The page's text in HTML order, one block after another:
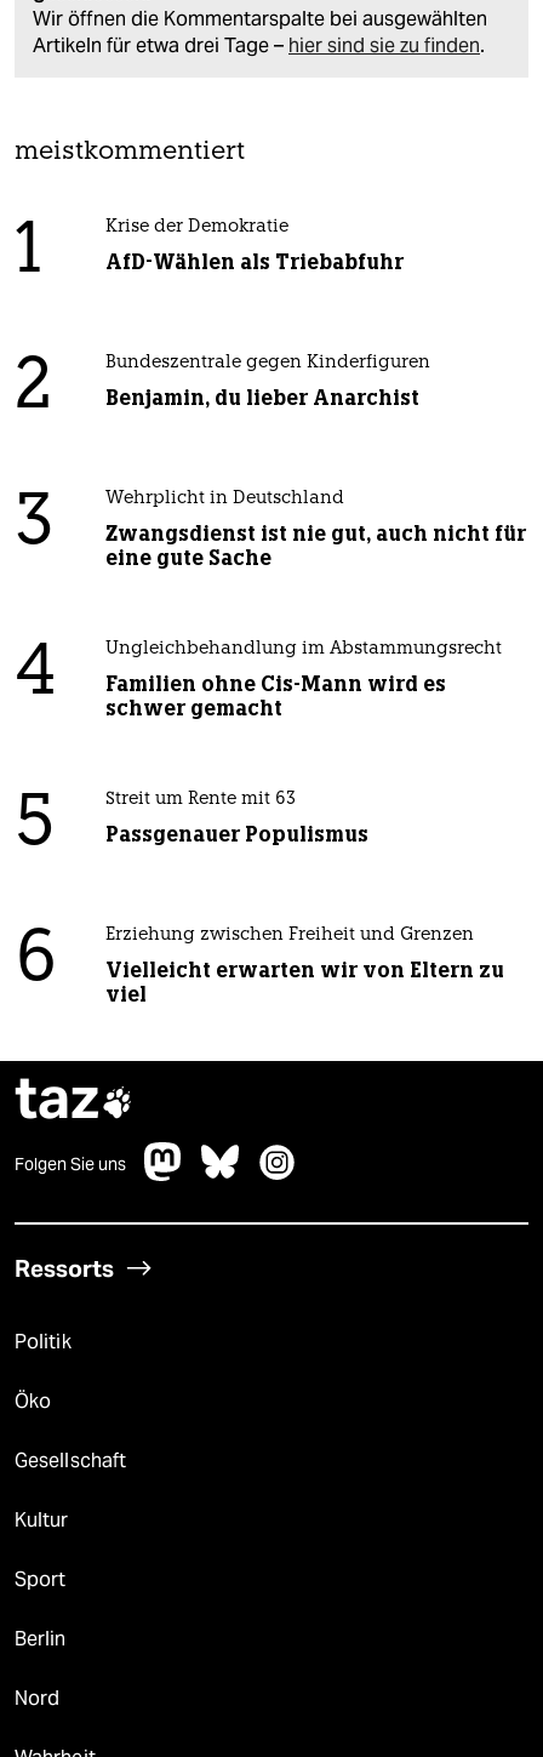
Wir öffnen die Kommentarspalte bei ausgewählten
Artikeln für etwa drei Tage – hier sind sie zu finden.
meistkommentiert
1 Krise der Demokratie
AfD-Wählen als Triebabfuhr
2 Bundeszentrale gegen Kinderfiguren
Benjamin, du lieber Anarchist
3 Wehrplicht in Deutschland
Zwangsdienst ist nie gut, auch nicht für
eine gute Sache
4 Ungleichbehandlung im Abstammungsrecht
Familien ohne Cis-Mann wird es
schwer gemacht
5 Streit um Rente mit 63
Passgenauer Populismus
6 Erziehung zwischen Freiheit und Grenzen
Vielleicht erwarten wir von Eltern zu
viel
taz
Folgen Sie uns
Ressorts
Politik
Öko
Gesellschaft
Kultur
Sport
Berlin
Nord